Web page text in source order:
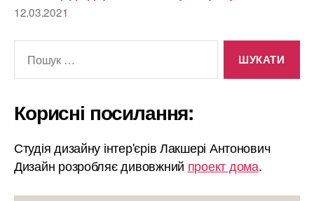
12.03.2021
Корисні посилання:
Студія дизайну інтер'єрів Лакшері Антонович
Дизайн розробляє дивовжний проект дома.